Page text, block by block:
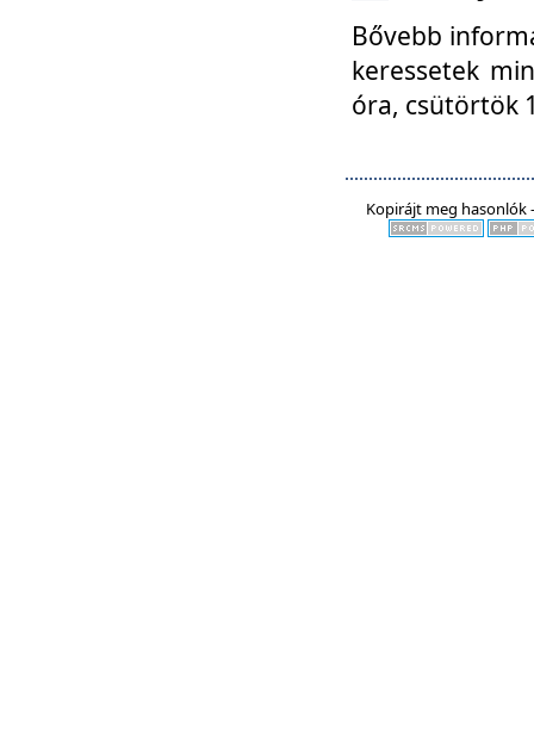
Bővebb
keressetek
óra, csütörtök
Kopirájt meg hasonlók